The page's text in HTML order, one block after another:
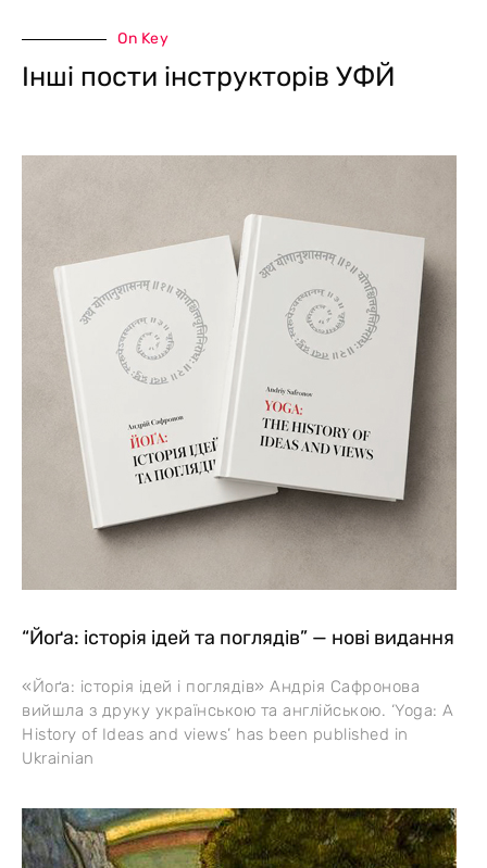
On Key
Інші пости інструкторів УФЙ
“Йоґа: історія ідей та поглядів” — нові видання
«Йоґа: історія ідей і поглядів» Андрія Сафронова
вийшла з друку українською та англійською. ‘Yoga: A
History of Ideas and views’ has been published in
Ukrainian